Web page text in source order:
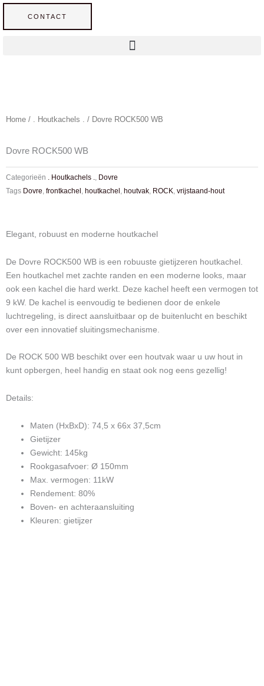
Ga
CONTACT
Home / . Houtkachels . / Dovre ROCK500 WB
Dovre ROCK500 WB
Categorieën . Houtkachels .
Dovre
Tags Dovre frontkachel houtkachel houtvak ROCK vrijstaand-hout
Elegant, robuust en moderne houtkachel
De Dovre ROCK500 WB is een robuuste gietijzeren houtkachel.
Een houtkachel met zachte randen en een moderne looks, maar
ook een kachel die hard werkt. Deze kachel heeft een vermogen tot
9 kW. De kachel is eenvoudig te bedienen door de enkele
luchtregeling, is direct aansluitbaar op de buitenlucht en beschikt
over een innovatief sluitingsmechanisme.
De ROCK 500 WB beschikt over een houtvak waar u uw hout in
kunt opbergen, heel handig en staat ook nog eens gezellig!
Details:
Maten (HxBxD): 74,5 x 66x 37,5cm
Gietijzer
Gewicht: 145kg
Rookgasafvoer: Ø 150mm
Max. vermogen: 11kW
Rendement: 80%
Boven- en achteraansluiting
Kleuren: gietijzer